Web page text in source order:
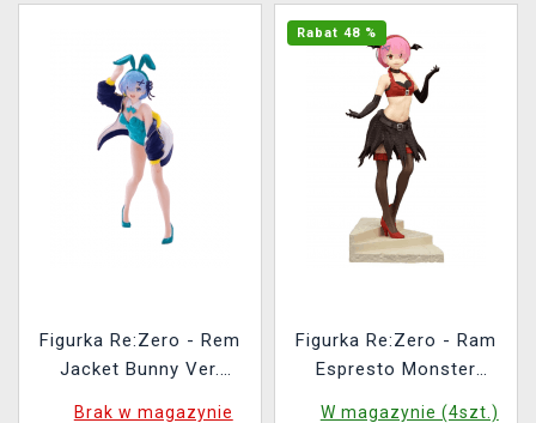
Figurka Re:Zero - Rem
Jacket Bunny Ver.
Brak w magazynie
Rabat 48 %
Figurka Re:Zero - Ram
Espresto Monster
W magazynie (4szt.)